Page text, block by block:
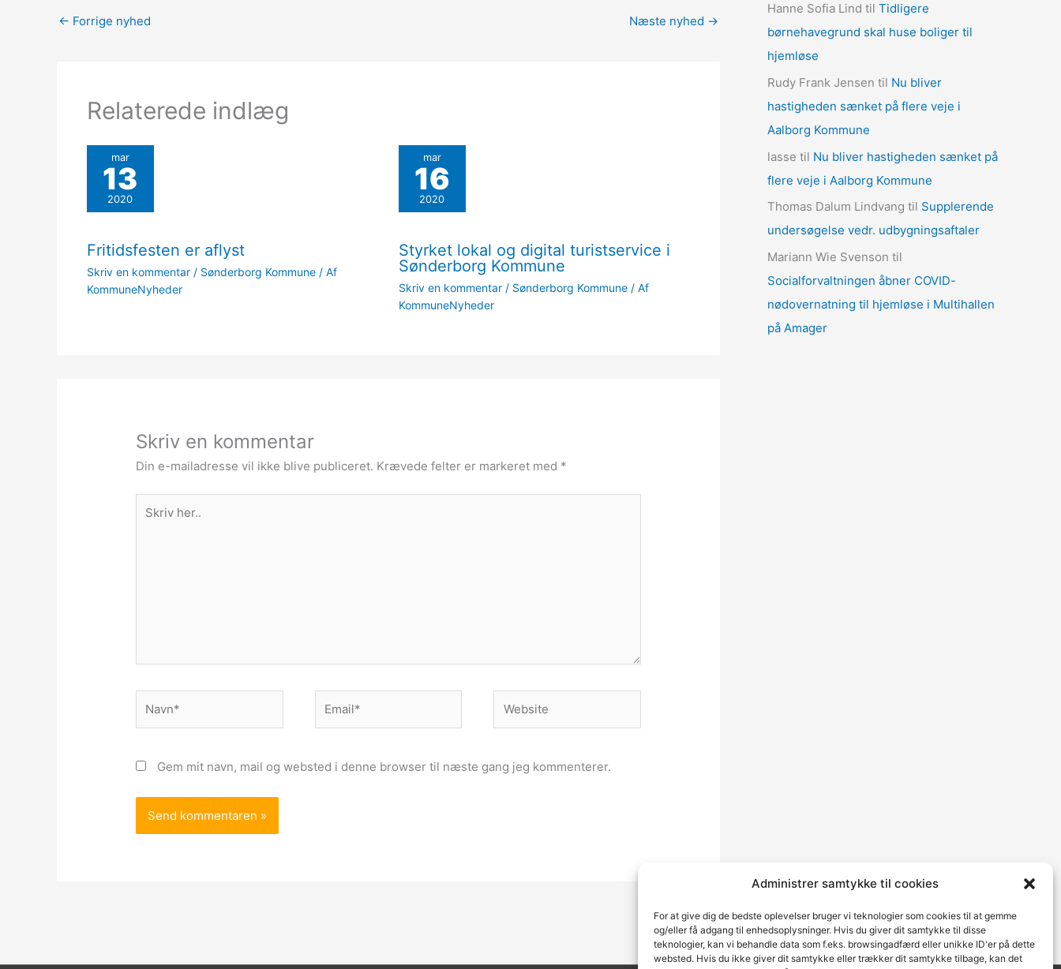
Administrer samtykke til cookies
For at give dig de bedste oplevelser bruger vi teknologier som cookies til at gemme
og/eller få adgang til enhedsoplysninger. Hvis du giver dit samtykke til disse
teknologier, kan vi behandle data som f.eks. browsingadfærd eller unikke ID'er på dette
websted. Hvis du ikke giver dit samtykke eller trækker dit samtykke tilbage, kan det
← Forrige nyhed Næste nyhed →
Relaterede indlæg
mar
13
2020
Fritidsfesten er aflyst
Skriv en kommentar / Sønderborg Kommune/ Af
KommuneNyheder
mar
16
2020
Styrket lokal og digital turistservice i
Sønderborg Kommune
Skriv en kommentar / Sønderborg Kommune/ Af
KommuneNyheder
Skriv en kommentar
Din e-mailadresse vil ikke blive publiceret. Krævede felter er markeret med *
her..
Gem mit navn, mail og websted i denne browser til næste gang jeg kommenterer.
e
r
Hanne Sofia Lind til Tidligere
børnehavegrund skal huse boliger til
hjemløse
Rudy Frank Jensen til Nu bliver
hastigheden sænket på flere veje i
Aalborg Kommune
lasse til Nu bliver hastigheden sænket på
flere veje i Aalborg Kommune
Thomas Dalum Lindvang til Supplerende
undersøgelse vedr. udbygningsaftaler
Mariann Wie Svenson til
Socialforvaltningen åbner COVID-
nødovernatning til hjemløse i Multihallen
på Amager